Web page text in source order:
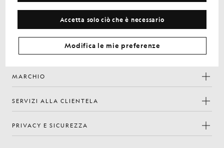
Facebook
Instagram
YouTube
TikTok
MARCHIO
SERVIZI ALLA CLIENTELA
PRIVACY E SICUREZZA
Accetta solo ciò che è necessario
Modifica le mie preferenze